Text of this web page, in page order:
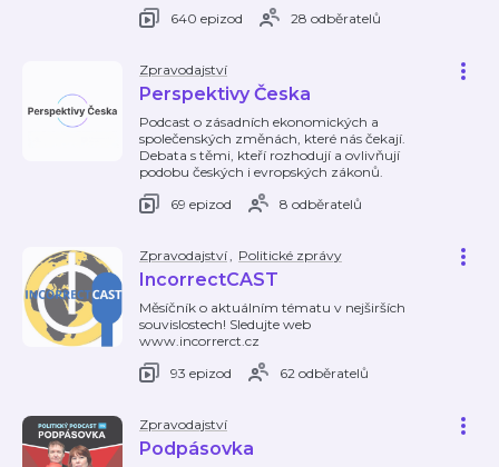
640 epizod
28 odběratelů
Zpravodajství
Perspektivy Česka
Podcast o zásadních ekonomických a
společenských změnách, které nás čekají.
Debata s těmi, kteří rozhodují a ovlivňují
podobu českých i evropských zákonů.
69 epizod
8 odběratelů
Zpravodajství, Politické zprávy
IncorrectCAST
Měsíčník o aktuálním tématu v nejširších
souvislostech! Sledujte web
www.incorrerct.cz
93 epizod
62 odběratelů
Zpravodajství
Podpásovka